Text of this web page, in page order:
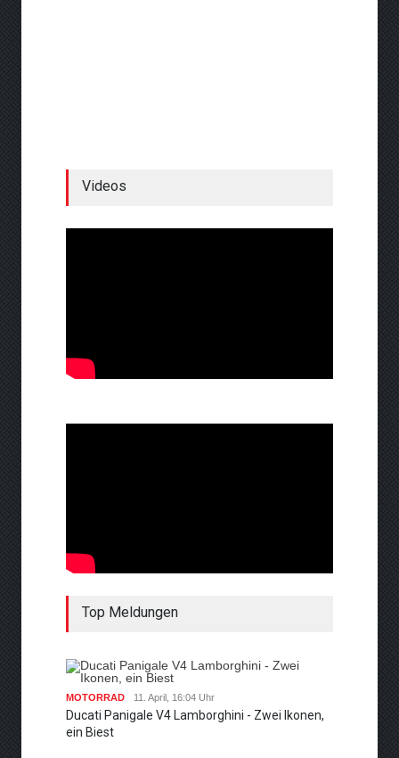
Videos
Top Meldungen
MOTORRAD 11. April, 16:04 Uhr
Ducati Panigale V4 Lamborghini - Zwei Ikonen,
ein Biest